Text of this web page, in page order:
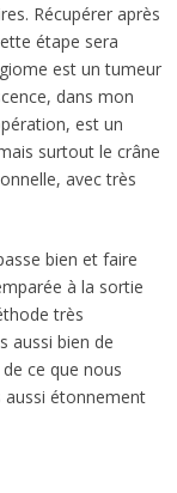
Récupérer après
étape sera
est un tumeur
dans mon
est un
surtout le crâne
avec très
bien et faire
à la sortie
très
aussi bien de
ce que nous
aussi étonnement